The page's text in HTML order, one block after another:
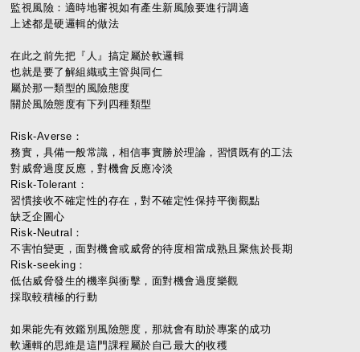
監視風險：適時地審視如有產生新風險要進行調適
上述都是硬邏輯的做法
在此之前先把『人』搞定屬於軟邏輯
也就是要了解組織或主管與同仁
屬於那一類型的風險態度
關於風險態度有下列四種類型
Risk-Averse：
務實，具備一般常識，相信事實勝於理論，習慣既有的工法
對威脅過度反應，對機會反應冷淡
Risk-Tolerant：
習慣接收不確定性的存在，對不確定性保持平衡觀點
缺乏企圖心
Risk-Neutral：
不害怕變更，面對機會或威脅的待度相當成熟且聚焦於長期
Risk-seeking：
低估威脅發生的機率與衝擊，面對機會過度樂觀
採取較積極的行動
如果能先有效鑑別風險態度，那就會有助於專案的成功
軟邏輯的思維是這門課程屬於自己最大的收穫